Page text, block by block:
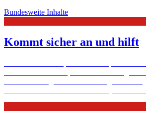
Bundesweite Inhalte
Kommt sicher an und hilft